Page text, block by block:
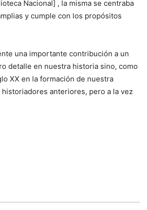
Nacional] , la misma se centraba
y cumple con los propósitos
una importante contribución a un
detalle en nuestra historia sino, como
XX en la formación de nuestra
anteriores, pero a la vez